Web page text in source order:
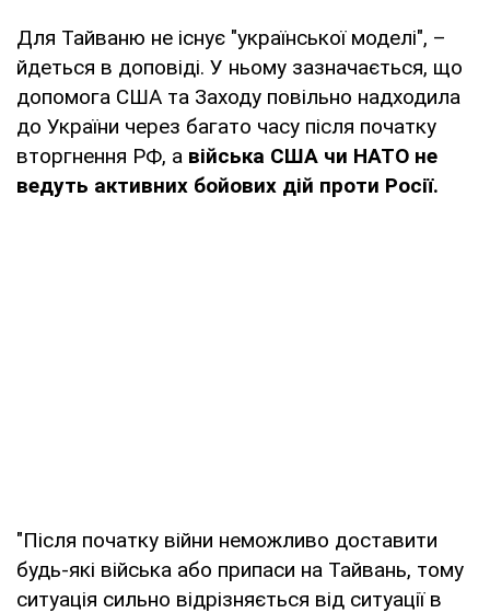
Для Тайваню не існує "української моделі", –
йдеться в доповіді. У ньому зазначається, що
допомога США та Заходу повільно надходила
до України через багато часу після початку
вторгнення РФ, а війська США чи НАТО не
ведуть активних бойових дій проти Росії.
"Після початку війни неможливо доставити
будь-які війська або припаси на Тайвань, тому
ситуація сильно відрізняється від ситуації в